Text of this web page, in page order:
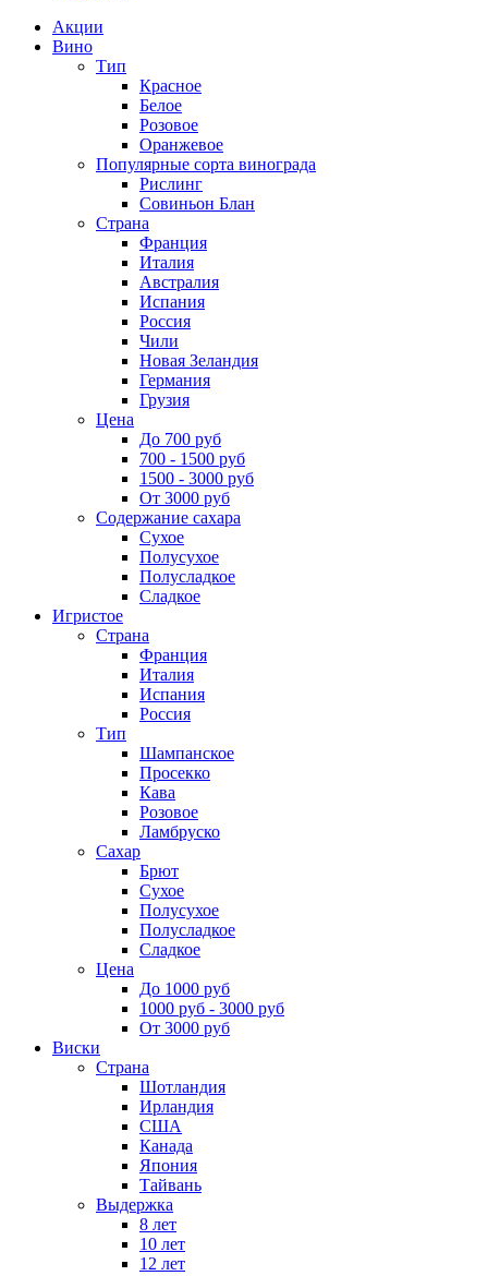
Акции
Вино
Тип
Красное
Белое
Розовое
Оранжевое
Популярные сорта винограда
Рислинг
Совиньон Блан
Страна
Франция
Италия
Австралия
Испания
Россия
Чили
Новая Зеландия
Германия
Грузия
Цена
До 700 руб
700 - 1500 руб
1500 - 3000 руб
От 3000 руб
Содержание сахара
Сухое
Полусухое
Полусладкое
Сладкое
Игристое
Страна
Франция
Италия
Испания
Россия
Тип
Шампанское
Просекко
Кава
Розовое
Ламбруско
Сахар
Брют
Сухое
Полусухое
Полусладкое
Сладкое
Цена
До 1000 руб
1000 руб - 3000 руб
От 3000 руб
Виски
Страна
Шотландия
Ирландия
США
Канада
Япония
Тайвань
Выдержка
8 лет
10 лет
12 лет